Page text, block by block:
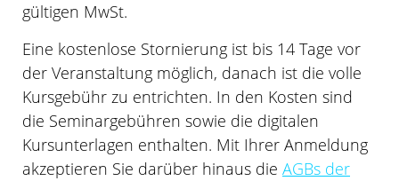
gültigen MwSt.
Eine kostenlose Stornierung ist bis 14 Tage vor
der Veranstaltung möglich, danach ist die volle
Kursgebühr zu entrichten. In den Kosten sind
die Seminargebühren sowie die digitalen
Kursunterlagen enthalten. Mit Ihrer Anmeldung
akzeptieren Sie darüber hinaus die AGBs der